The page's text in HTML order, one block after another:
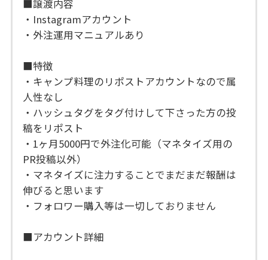
■譲渡内容
・Instagramアカウント
・外注運用マニュアルあり
■特徴
・キャンプ料理のリポストアカウントなので属
人性なし
・ハッシュタグをタグ付けして下さった方の投
稿をリポスト
・1ヶ月5000円で外注化可能（マネタイズ用の
PR投稿以外）
・マネタイズに注力することでまだまだ報酬は
伸びると思います
・フォロワー購入等は一切しておりません
■アカウント詳細